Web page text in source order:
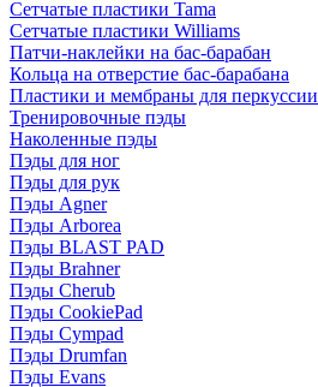
Сетчатые пластики Tama
Сетчатые пластики Williams
Патчи-наклейки на бас-барабан
Кольца на отверстие бас-барабана
Пластики и мембраны для перкуссии
Тренировочные пэды
Наколенные пэды
Пэды для ног
Пэды для рук
Пэды Agner
Пэды Arborea
Пэды BLAST PAD
Пэды Brahner
Пэды Cherub
Пэды CookiePad
Пэды Cympad
Пэды Drumfan
Пэды Evans